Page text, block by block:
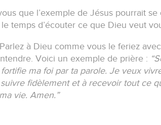
que l’exemple de Jésus pourrait
le temps d’écouter ce que Dieu veut
Parlez à Dieu comme vous le feriez
Voici un exemple de prière :
ma foi par ta parole. Je veux
fidèlement et à recevoir tout ce
vie. Amen.”